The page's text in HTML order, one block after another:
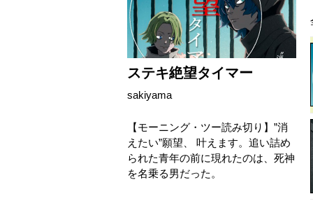
ステキ絶望タイマー
sakiyama
【モーニング・ツー読み切り】”消
えたい”願望、 叶えます。追い詰め
られた青年の前に現れたのは、死神
を名乗る男だった。